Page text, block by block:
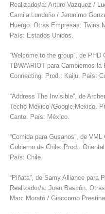
Realizador/a: Arturo Vazquez /
Camila Londoño / Jeronimo
Huergo. Otras Empresas: Twins
País: Estados Unidos.
“Welcome to the group”, de
TBWA\RIOT para Cambiemos la
Connecting. Prod.: Kaiju. País:
“Address The Invisible”, de
Techo México /Google Mexico.
Canto. País: México.
“Comida para Gusanos”, de
Gobierno de Chile. Prod.:
País: Chile.
“Piñata”, de Samy Alliance para
Realizador/a: Juan Bascón.
Marc Morató / Giaccomo